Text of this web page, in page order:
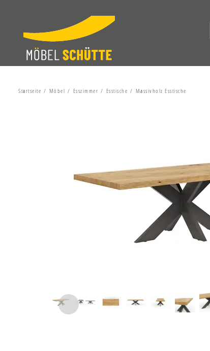
Startseite Möbel Esszimmer Esstische Massivholz Esstische